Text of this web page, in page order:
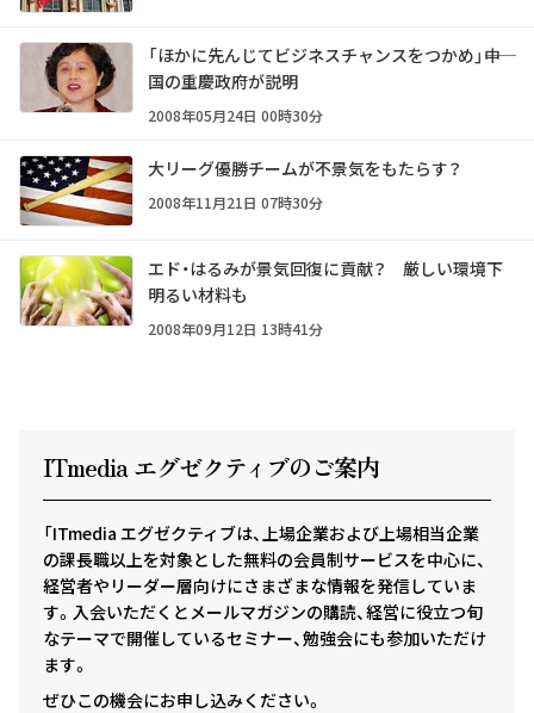
「ほかに先んじてビジネスチャンスをつかめ」――中
国の重慶政府が説明
2008年05月24日 00時30分
大リーグ優勝チームが不景気をもたらす？
2008年11月21日 07時30分
エド・はるみが景気回復に貢献？ 厳しい環境下
明るい材料も
2008年09月12日 13時41分
ITmedia エグゼクティ ブのご案内
「ITmedia エグゼクティブは、上場企業および上場相当企業
の課長職以上を対象とした無料の会員制サービスを中心に、
経営者やリーダー層向けにさまざまな情報を発信していま
す。入会いただくとメールマガジンの購読、経営に役立つ旬
なテーマで開催しているセミナー、勉強会にも参加いただけ
ます。
ぜひこの機会にお申し込みください。